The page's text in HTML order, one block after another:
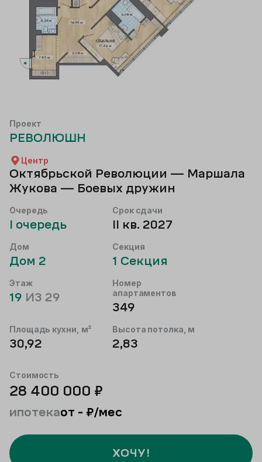
Проект
РЕВОЛЮШН
Центр
Октябрьской Революции — Маршала
Жукова — Боевых дружин
Очередь
I очередь
Срок сдачи
II кв. 2027
Дом
Дом 2
Секция
1 Секция
Этаж
19 ИЗ 29
Номер
апартаментов
349
Площадь кухни, м²
30,92
Высота потолка, м
2,83
Стоимость
28 400 000 ₽
ипотекаот - ₽/мес
ХОЧУ!